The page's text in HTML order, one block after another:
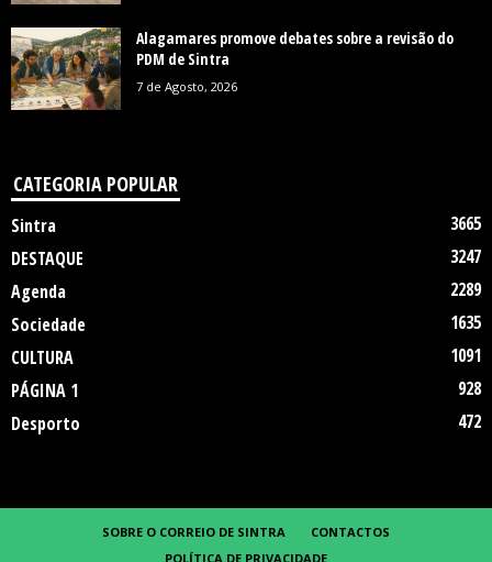
Alagamares promove debates sobre a revisão do
PDM de Sintra
7 de Agosto, 2026
CATEGORIA POPULAR
Sintra
3665
DESTAQUE
3247
Agenda
2289
Sociedade
1635
CULTURA
1091
PÁGINA 1
928
Desporto
472
SOBRE O CORREIO DE SINTRA
CONTACTOS
POLÍTICA DE PRIVACIDADE